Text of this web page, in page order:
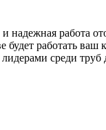
работа
будет работать
среди труб